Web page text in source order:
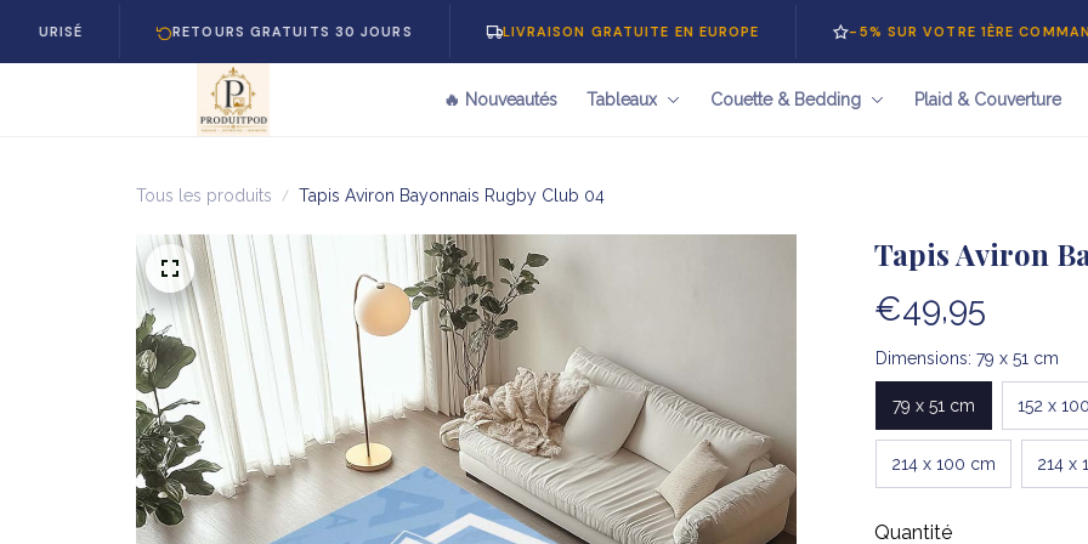
RETOURS GRATUITS 30 JOURS LIVRAISON GRATUITE EN EUROPE -5% SUR VOTRE 1ÈRE COMMANDE —
🔥 Nouveautés Tableaux Couette & Bedding Plaid & Couverture
Tous les produits Tapis Aviron Bayonnais Rugby Club 04
Tapis Aviron
€49,95
Dimensions: 79 x 51 cm
79 x 51 cm 152 x
214 x 100 cm 214 x
Quantité